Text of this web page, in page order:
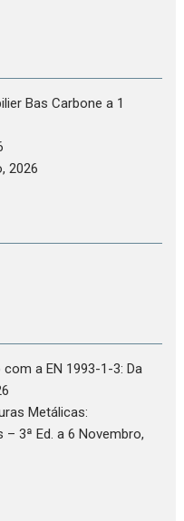
Bas Carbone a 1
2026
a EN 1993-1-3: Da
Metálicas:
3ª Ed. a 6 Novembro,